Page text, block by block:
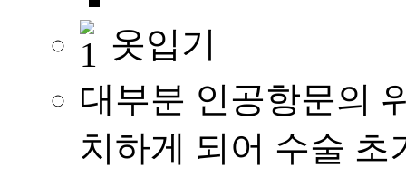
옷입기
대부분 인공항문의
치하게 되어 수술 초